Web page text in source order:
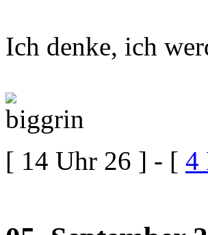
Ich denke, ich
[ 14 Uhr 26 ] - [ 4